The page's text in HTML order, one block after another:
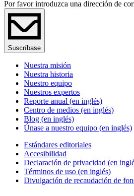
Por favor introduzca una dirección de
Suscríbase
Nuestra misión
Nuestra historia
Nuestro equipo
Nuestros expertos
Reporte anual (en inglés)
Centro de medios (en inglés)
Blog (en inglés)
Únase a nuestro equipo (en inglés)
Estándares editoriales
Accesibilidad
Declaración de privacidad (en
Términos de uso (en inglés)
Divulgación de recaudación de